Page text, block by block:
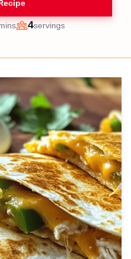
Servings
4servings